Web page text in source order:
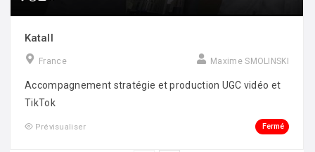
Katall
France Maxime SMOLINSKI
Accompagnement stratégie et production UGC vidéo et
TikTok
Prévisualiser Fermé